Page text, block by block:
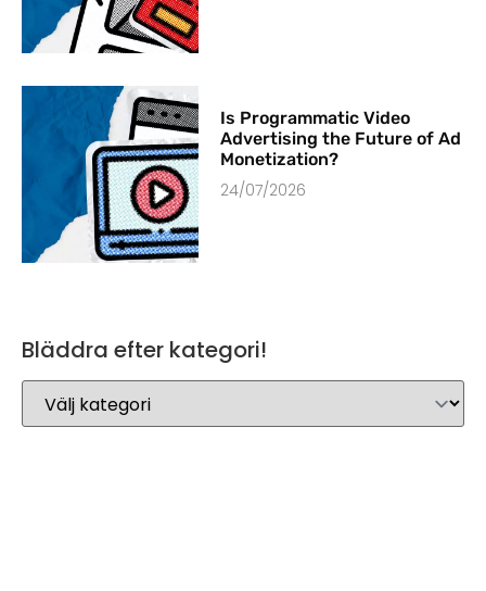
Is Programmatic Video
Advertising the Future of Ad
Monetization?
24/07/2026
Bläddra efter kategori!